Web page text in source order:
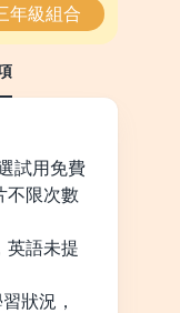
年級組合
試用免費
不限次數
英語未提
狀況，